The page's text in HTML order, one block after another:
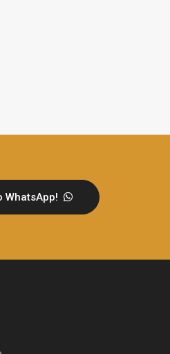
WhatsApp!